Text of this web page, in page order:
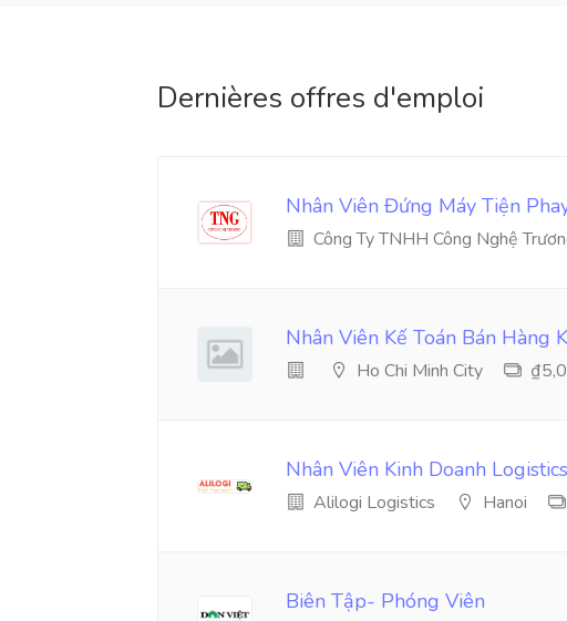
Dernières offres d'emploi
Nhân Viên Đứng Máy Tiện
Công Ty TNHH Công Nghệ
Nhân Viên Kế Toán Bán Hàng
Ho Chi Minh City
Nhân Viên Kinh Doanh
Alilogi Logistics Hanoi
Biên Tập- Phóng Viên